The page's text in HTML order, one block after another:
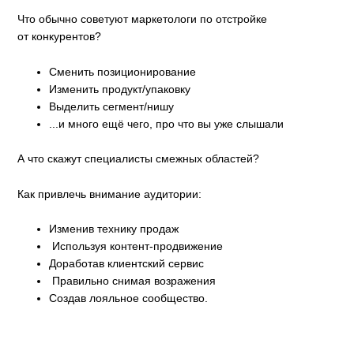
Что обычно советуют маркетологи по отстройке
от конкурентов?
Сменить позиционирование
Изменить продукт/упаковку
Выделить сегмент/нишу
...и много ещё чего, про что вы уже слышали
А что скажут специалисты смежных областей?
Как привлечь внимание аудитории:
Изменив технику продаж
Используя контент-продвижение
Доработав клиентский сервис
Правильно снимая возражения
Создав лояльное сообщество.